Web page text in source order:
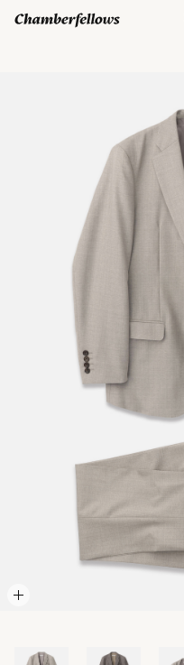
オンラインストア
コレクション